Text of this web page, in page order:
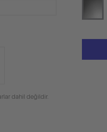
dahil değildir.